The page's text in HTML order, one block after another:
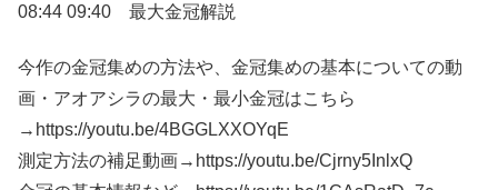
08:44 09:40 最大金冠解説
今作の金冠集めの方法や、金冠集めの基本についての動
画・アオアシラの最大・最小金冠はこちら
→https://youtu.be/4BGGLXXOYqE
測定方法の補足動画→https://youtu.be/Cjrny5InlxQ